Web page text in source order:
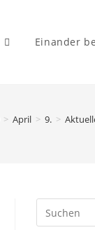
Einander
> April > 9. >